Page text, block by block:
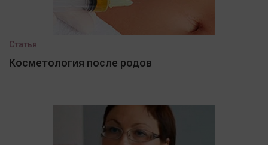
Статья
Косметология после родов